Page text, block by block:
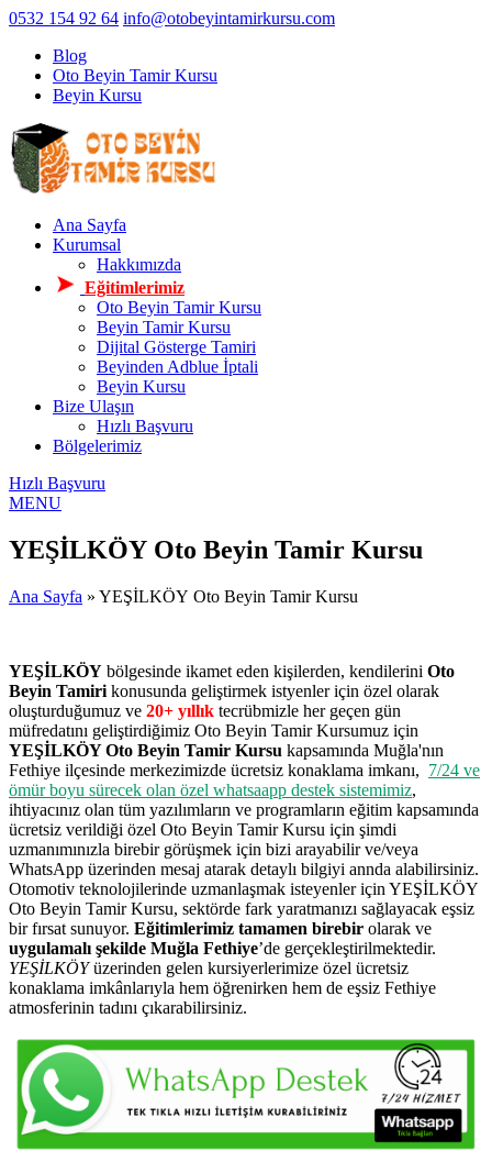
0532 154 92 64 info@otobeyintamirkursu.com
Blog
Oto Beyin Tamir Kursu
Beyin Kursu
Ana Sayfa
Kurumsal
Hakkımızda
Eğitimlerimiz
Oto Beyin Tamir Kursu
Beyin Tamir Kursu
Dijital Gösterge Tamiri
Beyinden Adblue İptali
Beyin Kursu
Bize Ulaşın
Hızlı Başvuru
Bölgelerimiz
Hızlı Başvuru
MENU
YEŞİLKÖY Oto Beyin Tamir Kursu
Ana Sayfa » YEŞİLKÖY Oto Beyin Tamir Kursu
YEŞİLKÖY bölgesinde ikamet eden kişilerden, kendilerini Oto
Beyin Tamiri konusunda geliştirmek istyenler için özel olarak
oluşturduğumuz ve 20+ yıllık tecrübmizle her geçen gün
müfredatını geliştirdiğimiz Oto Beyin Tamir Kursumuz için
YEŞİLKÖY Oto Beyin Tamir Kursu kapsamında Muğla'nın
Fethiye ilçesinde merkezimizde ücretsiz konaklama imkanı, 7/24 ve
ömür boyu sürecek olan özel whatsaapp destek sistemimiz,
ihtiyacınız olan tüm yazılımların ve programların eğitim kapsamında
ücretsiz verildiği özel Oto Beyin Tamir Kursu için şimdi
uzmanımınızla birebir görüşmek için bizi arayabilir ve/veya
WhatsApp üzerinden mesaj atarak detaylı bilgiyi annda alabilirsiniz.
Otomotiv teknolojilerinde uzmanlaşmak isteyenler için YEŞİLKÖY
Oto Beyin Tamir Kursu, sektörde fark yaratmanızı sağlayacak eşsiz
bir fırsat sunuyor. Eğitimlerimiz tamamen birebir olarak ve
uygulamalı şekilde Muğla Fethiye’de gerçekleştirilmektedir.
YEŞİLKÖYüzerinden gelen kursiyerlerimize özel ücretsiz
konaklama imkânlarıyla hem öğrenirken hem de eşsiz Fethiye
atmosferinin tadını çıkarabilirsiniz.